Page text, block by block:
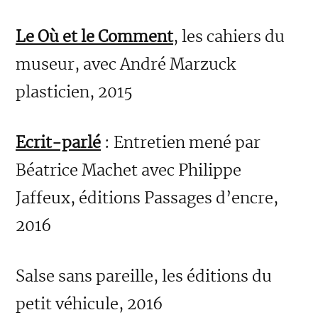
Le Où et le Comment, les cahiers du
museur, avec André Marzuck
plasticien, 2015
Ecrit-parlé : Entretien mené par
Béatrice Machet avec Philippe
Jaffeux, éditions Passages d’encre,
2016
Salse sans pareille, les éditions du
petit véhicule, 2016